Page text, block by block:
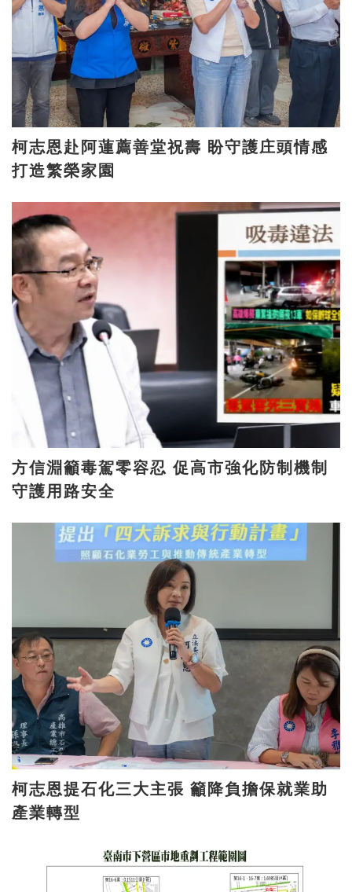
柯志恩赴阿蓮薦善堂祝壽 盼守護庄頭情感
打造繁榮家園
方信淵籲毒駕零容忍 促高市強化防制機制
守護用路安全
柯志恩提石化三大主張 籲降負擔保就業助
產業轉型